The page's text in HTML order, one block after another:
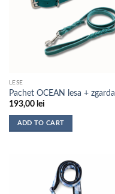
LESE
Pachet OCEAN lesa + zgarda
193,00 lei
ADD TO CART